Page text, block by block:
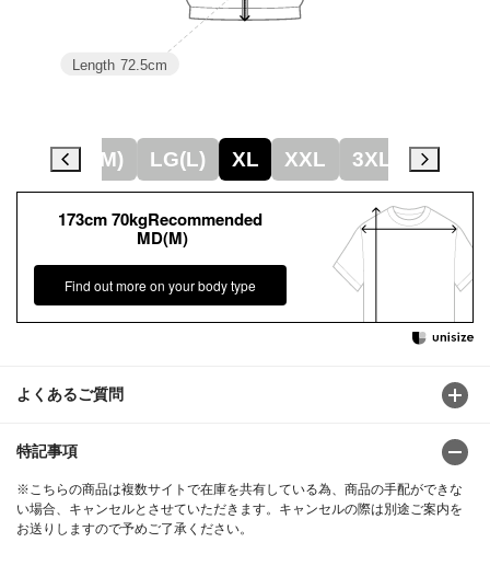
よくあるご質問
特記事項
※こちらの商品は複数サイトで在庫を共有している為、商品の手配ができな
い場合、キャンセルとさせていただきます。キャンセルの際は別途ご案内を
お送りしますので予めご了承ください。
173cm 70kgRecommended
MD(M)
Find out more on your body type
Length 72.5cm
MD(M) LG(L) XL XXL 3XL 4XL